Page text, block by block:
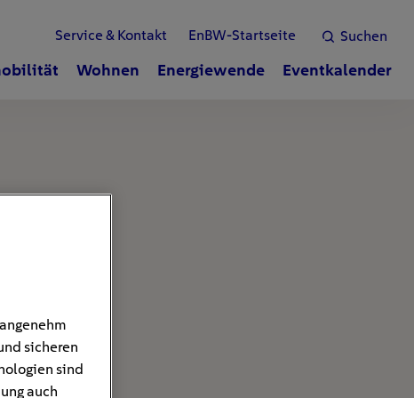
Suchen
Service & Kontakt EnBW-Startseite
Wohnen Energiewende Eventkalender
sicheren
sind
auch